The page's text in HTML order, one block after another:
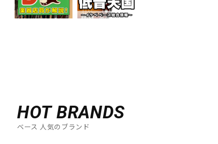
HOT BRANDS
ベース 人気のブランド